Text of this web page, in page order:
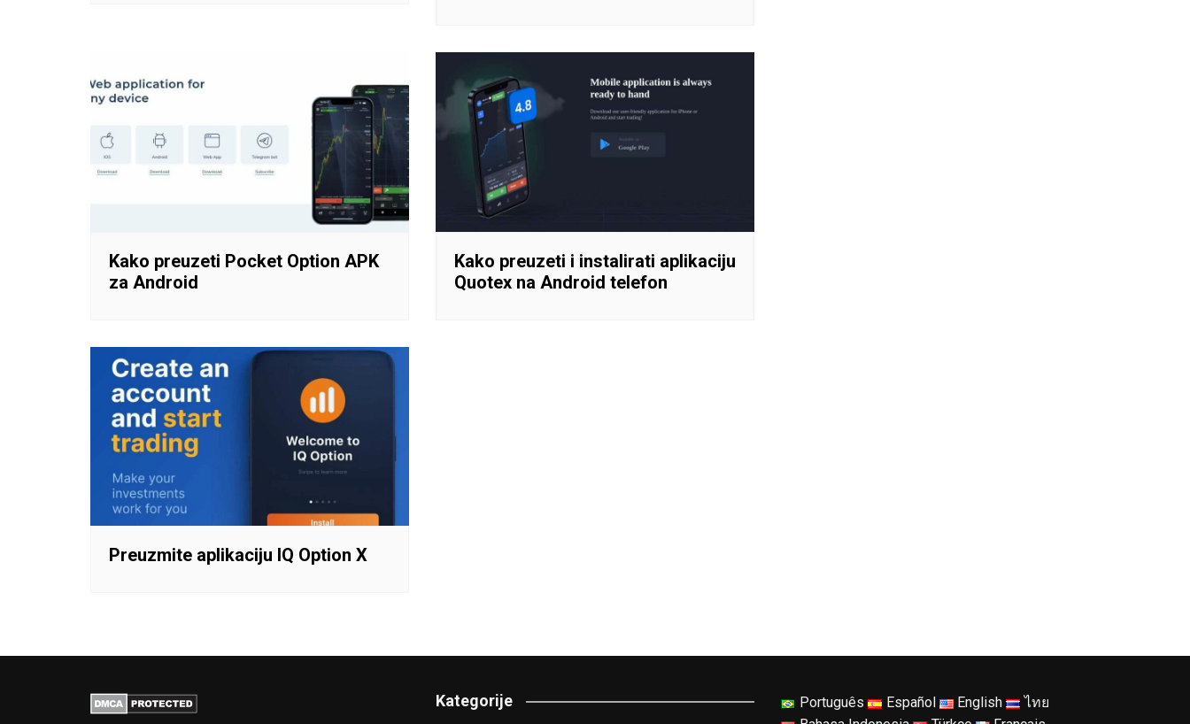
Kako preuzeti Pocket Option APK
za Android
Kako preuzeti i instalirati aplikaciju
Quotex na Android telefon
Preuzmite aplikaciju IQ Option X
Kategorije Português Español English
ไทย